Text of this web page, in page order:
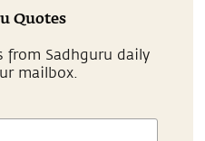
Quotes
Sadhguru daily
mailbox.